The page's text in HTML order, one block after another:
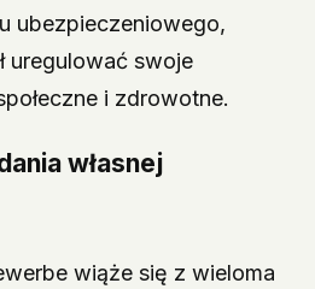
ubezpieczeniowego,
uregulować swoje
i zdrowotne.
własnej
wiąże się z wieloma